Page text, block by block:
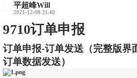
平超峰Will
2021-12-08 21:40
9710订单申报
订单申报-订单发送（完整版界
订单数据发送）